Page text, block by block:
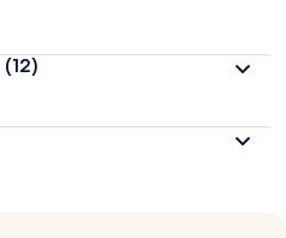
(12)